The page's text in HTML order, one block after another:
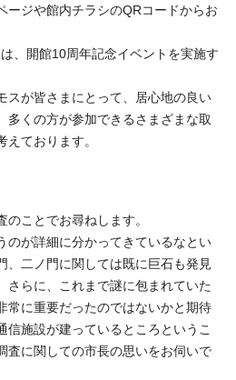
ージや館内チラシのQRコードからお
、開館10周年記念イベントを実施す
スが皆さまにとって、居心地の良い
多くの方が参加できるさまざまな取
えております。
のことでお尋ねします。
のが詳細に分かってきているなとい
、二ノ門に関しては既に巨石も発見
さらに、これまで謎に包まれていた
常に重要だったのではないかと期待
信施設が建っているところというこ
査に関しての市長の思いをお伺いで